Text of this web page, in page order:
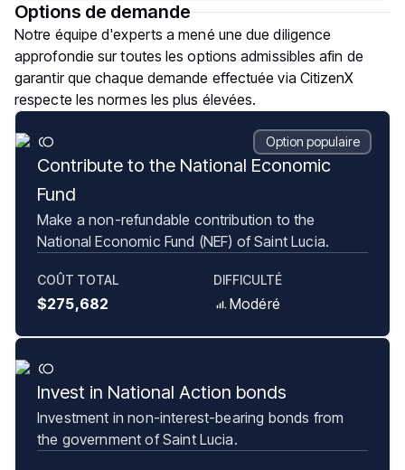
Options de demande
Notre équipe d'experts a mené une due diligence
approfondie sur toutes les options admissibles afin de
garantir que chaque demande effectuée via CitizenX
respecte les normes les plus élevées.
Option populaire
Contribute to the National Economic
Fund
Make a non-refundable contribution to the
National Economic Fund (NEF) of Saint Lucia.
COÛT TOTAL
$275,682
DIFFICULTÉ
Modéré
Invest in National Action bonds
Investment in non-interest-bearing bonds from
the government of Saint Lucia.